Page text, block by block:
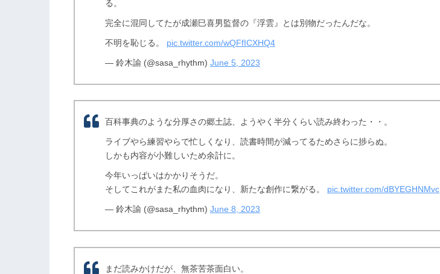
る。
完全に混同してたが成瀬巳喜男監督の『浮雲』とは別物だったんだな。
不明を恥じる。 pic.twitter.com/wQFfICXHQ4
— 鈴木諭 (@sasa_rhythm) June 5, 2023
百科事典のような分厚さの郷土誌、ようやく半分くらい読み終わった・・。
ライブやら練習やらで忙しくなり、読書時間が減ってるためさらに捗らぬ。
しかも内容が小難しいため余計に。
今年いっぱいはかかりそうだ。
そしてこれがまた私の血肉になり、新たな創作に繋がる。 pic.twitter.com/dBYEGHNMvc
— 鈴木諭 (@sasa_rhythm) June 8, 2023
まだ読みかけだが、無茶苦茶面白い。